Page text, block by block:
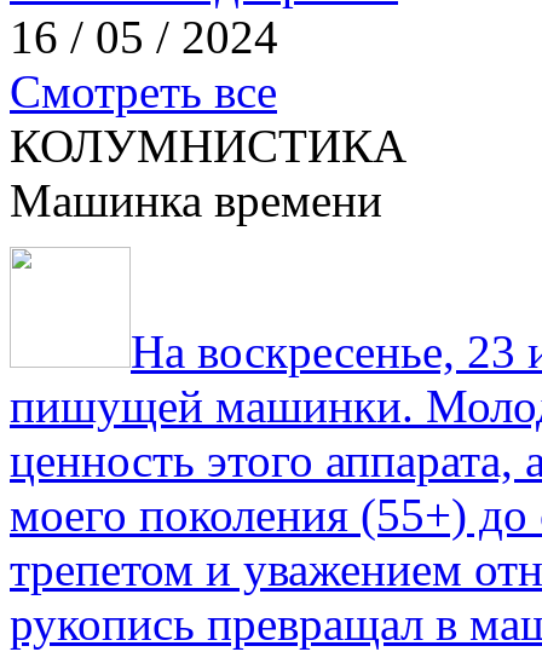
16 / 05 / 2024
Смотреть все
КОЛУМНИСТИКА
Машинка времени
На воскресенье,
пишущей машинки.
ценность этого
моего поколения (55+) до
трепетом и уважением
рукопись превращал в